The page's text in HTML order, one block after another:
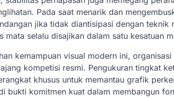
Pada saat menarik dan
jika tidak diantisipasi dengan teknik
mata selalu disajikan dalam satu kesatuan
kemampuan visual modern ini,
kompetisi resmi. Pengukuran tingkat
khusus untuk memantau grafik
bukti komitmen kuat dalam membangun